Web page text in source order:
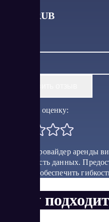
RUB
Поставить оценку:
Vmlab – провайдер аренды
безопасность данных.
затраты и обеспечить
Кому подходит